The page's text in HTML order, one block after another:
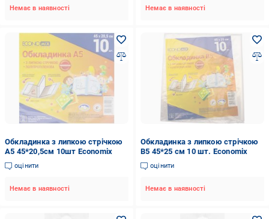
Немає в наявності Немає в наявності
Обкладинка з липкою стрічкою
А5 45*20,5см 10шт Economix
оцінити
Немає в наявності
Обкладинка з липкою стрічкою
В5 45*25 см 10 шт. Economix
оцінити
Немає в наявності